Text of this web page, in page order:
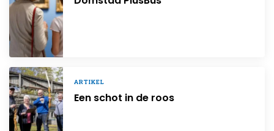
ARTIKEL
Een schot in de roos